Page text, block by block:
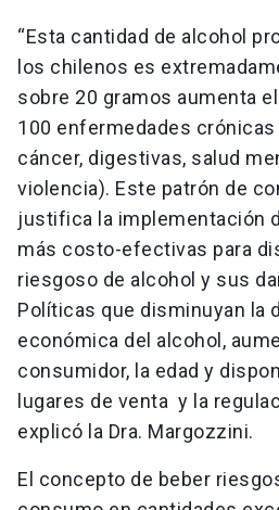
“Esta cantidad de alcohol
los chilenos es
sobre 20 gramos aumenta
100 enfermedades
cáncer, digestivas, salud
violencia). Este patrón de
justifica la implementación
más costo-efectivas para
riesgoso de alcohol y sus
Políticas que disminuyan la
económica del alcohol,
consumidor, la edad y
lugares de venta y la
explicó la Dra. Margozzini.
El concepto de beber